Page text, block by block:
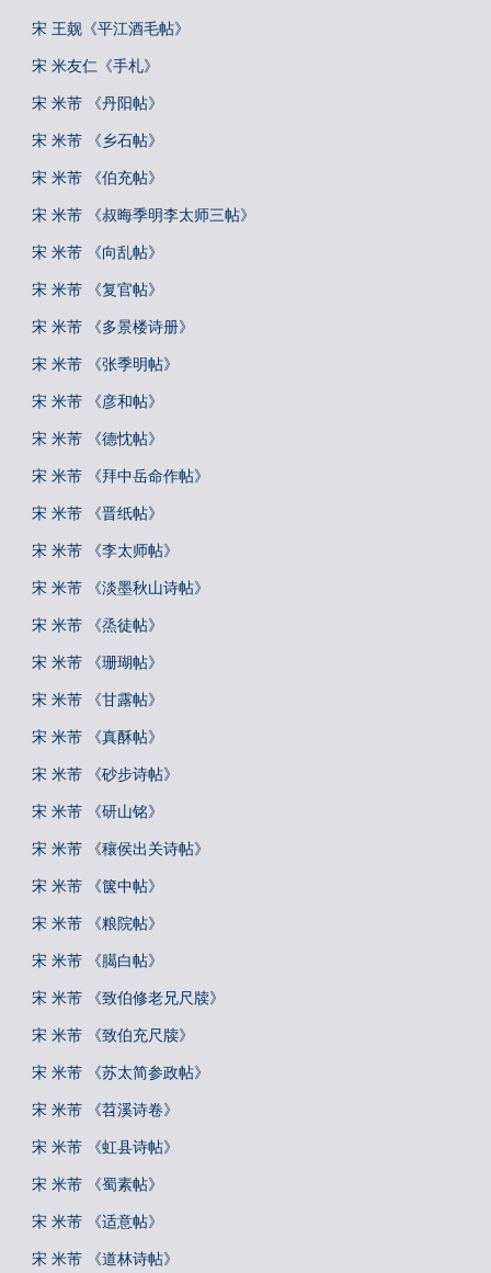
宋 王觌《平江酒毛帖》
宋 米友仁《手札》
宋 米芾 《丹阳帖》
宋 米芾 《乡石帖》
宋 米芾 《伯充帖》
宋 米芾 《叔晦季明李太师三帖》
宋 米芾 《向乱帖》
宋 米芾 《复官帖》
宋 米芾 《多景楼诗册》
宋 米芾 《张季明帖》
宋 米芾 《彦和帖》
宋 米芾 《德忱帖》
宋 米芾 《拜中岳命作帖》
宋 米芾 《晋纸帖》
宋 米芾 《李太师帖》
宋 米芾 《淡墨秋山诗帖》
宋 米芾 《烝徒帖》
宋 米芾 《珊瑚帖》
宋 米芾 《甘露帖》
宋 米芾 《真酥帖》
宋 米芾 《砂步诗帖》
宋 米芾 《研山铭》
宋 米芾 《穰侯出关诗帖》
宋 米芾 《箧中帖》
宋 米芾 《粮院帖》
宋 米芾 《臈白帖》
宋 米芾 《致伯修老兄尺牍》
宋 米芾 《致伯充尺牍》
宋 米芾 《苏太简参政帖》
宋 米芾 《苕溪诗卷》
宋 米芾 《虹县诗帖》
宋 米芾 《蜀素帖》
宋 米芾 《适意帖》
宋 米芾 《道林诗帖》